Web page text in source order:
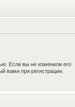
Если вы не изменили его
вами при регистрации.